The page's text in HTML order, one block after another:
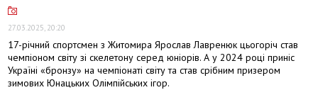
27.03.2025, 20:20
17-річний спортсмен з Житомира Ярослав Лавренюк цьогоріч став
чемпіоном світу зі скелетону серед юніорів. А у 2024 році приніс
Україні «бронзу» на чемпіонаті світу та став срібним призером
зимових Юнацьких Олімпійських ігор.